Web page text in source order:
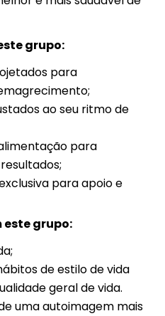
grupo:
para
ao seu ritmo de
para
para apoio e
este grupo:
de estilo de vida
geral de vida.
uma autoimagem mais